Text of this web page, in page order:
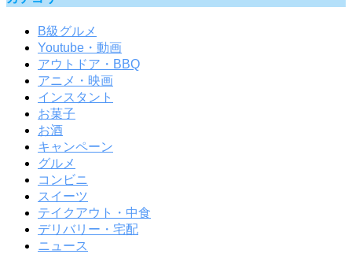
B級グルメ
Youtube・動画
アウトドア・BBQ
アニメ・映画
インスタント
お菓子
お酒
キャンペーン
グルメ
コンビニ
スイーツ
テイクアウト・中食
デリバリー・宅配
ニュース